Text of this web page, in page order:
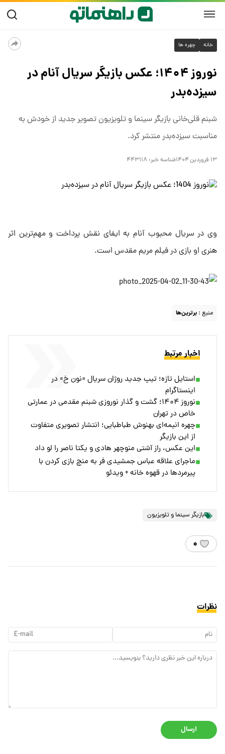
خانه چهره ها
نوروز ۱۴۰۴؛ عکس بازیگر سریال آنام در
سیزده‌بدر
شبنم قلی‌خانی بازیگر سینما و تلویزیون تصویر جدید از خودش به
مناسبت سیزده‌بدر منتشر کرد.
۱۳ فروردین ۱۴۰۴ شناسه خبر: ۴۴۳۱۱۸
وی در سریال محبوب آنام به ایفای نقش پرداخت و مهم‌ترین اثر
هنری او بازی در فیلم مریم مقدس است.
منبع : برترین‌ها
اخبار مرتبط
استایل تازه؛ تیپ جدید روژان سریال «نون خ» در
اینستاگرام
نوروز ۱۴۰۴؛ گشت و گذار نوروزی شبنم مقدمی در عمارتی
خاص در تهران
چهره انیمه‌ای بهنوش طباطبایی؛ انتشار تصویری متفاوت
از این بازیگر
این عکس، راز آشتی منوچهر هادی و یکتا ناصر را لو داد
ماجرای علاقه عباس جمشیدی فر به منچ بازی کردن با
پیرمرد‌ها در قهوه خانه + ویدئو
بازیگر سینما و تلویزیون
۰
نظرات
ارسال